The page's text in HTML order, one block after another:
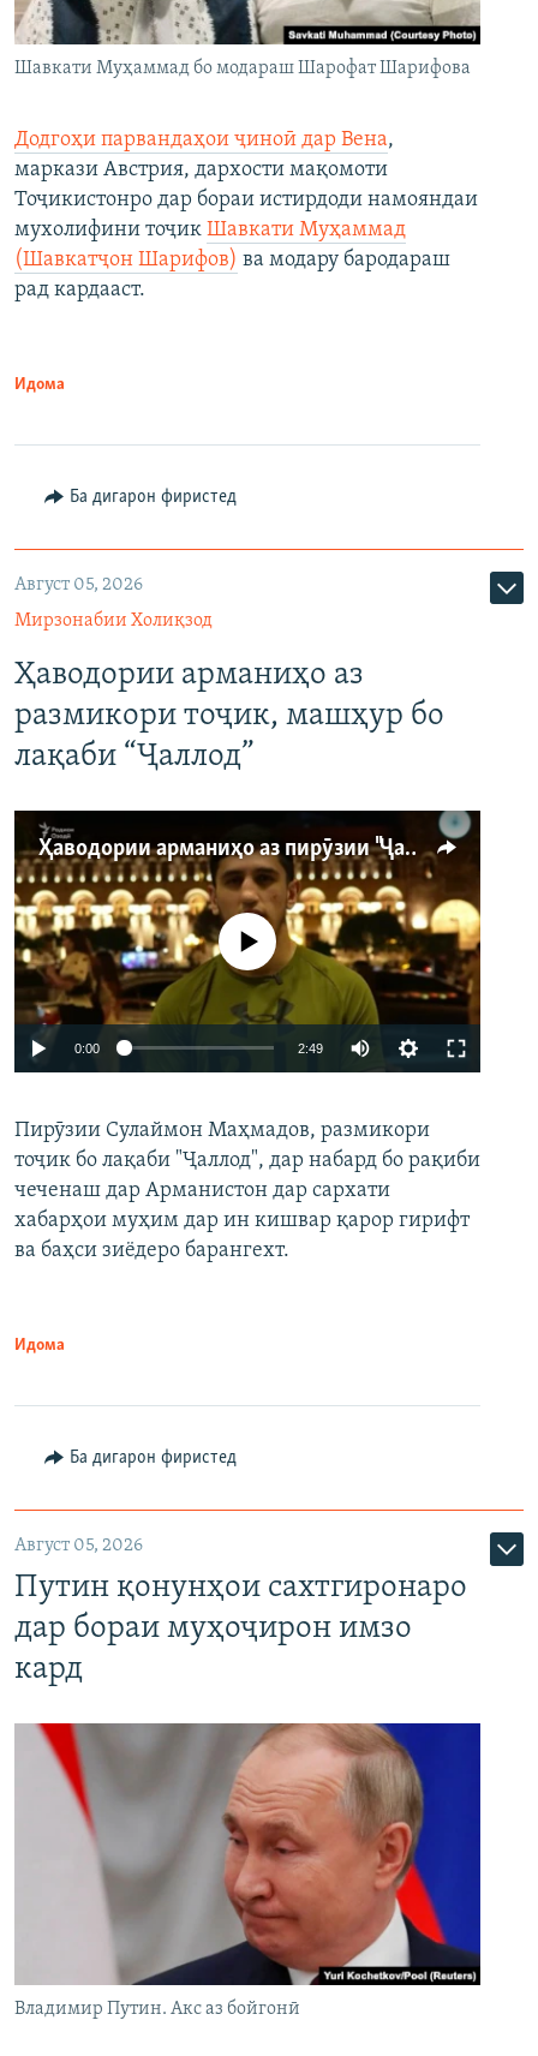
Шавкати Муҳаммад бо модараш Шарофат Шарифова
Додгоҳи парвандаҳои ҷиноӣ дар Вена,
маркази Австрия, дархости мақомоти
Тоҷикистонро дар бораи истирдоди намояндаи
мухолифини тоҷик Шавкати Муҳаммад
(Шавкатҷон Шарифов) ва модару бародараш
рад кардааст.
Идома
Ба дигарон фиристед
Август 05, 2026
Мирзонабии Холиқзод
Ҳаводории арманиҳо аз
размикори тоҷик, машҳур бо
лақаби “Ҷаллод”
Ҳаводории арманиҳо аз пирӯзии "Ҷаллод"-и тоҷик
Auto 240p 360p 480p
720p 1080p
Феълан кор намекунад
0:00 2:49
360p
480p
Пирӯзии Сулаймон Маҳмадов, размикори
тоҷик бо лақаби "Ҷаллод", дар набард бо рақиби
чеченаш дар Арманистон дар сархати
хабарҳои муҳим дар ин кишвар қарор гирифт
ва баҳси зиёдеро барангехт.
Идома
Ба дигарон фиристед
Август 05, 2026
Путин қонунҳои сахтгиронаро
дар бораи муҳоҷирон имзо
кард
Владимир Путин. Акс аз бойгонӣ